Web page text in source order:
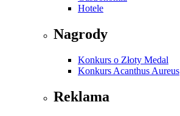
Hotele
Nagrody
Konkurs o Złoty Medal
Konkurs Acanthus Aureus
Reklama